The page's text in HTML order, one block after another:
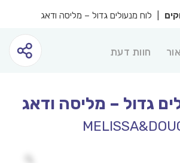
לוח מנעולים גדול – מליסה ודאג
חוות דעת
גדול – מליסה ודאג